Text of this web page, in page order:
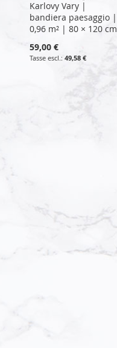
Karlovy Vary |
bandiera paesaggio |
0,96 m² | 80 × 120 cm
59,00 €
49,58 €